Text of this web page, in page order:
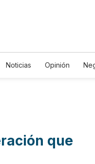
Noticias Opinión
que